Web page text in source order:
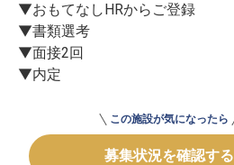
▼おもてなしHRからご登録
▼書類選考
▼面接2回
▼内定
この施設が気になったら
募集状況を確認する